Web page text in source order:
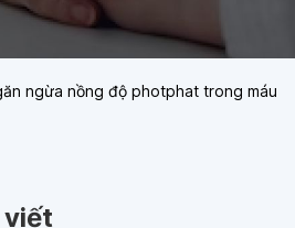
ngừa nồng độ photphat trong máu
viết